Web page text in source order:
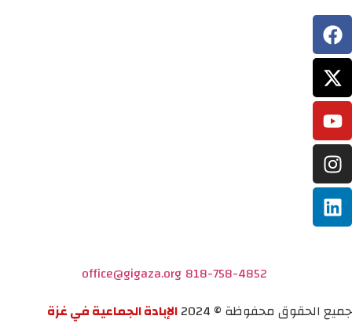
818-758-4852
office@gigaza.org
جميع الحقوق محفوظة © 2024
الإبادة الجماعية في غزة